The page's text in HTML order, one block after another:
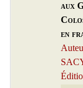
aux
en